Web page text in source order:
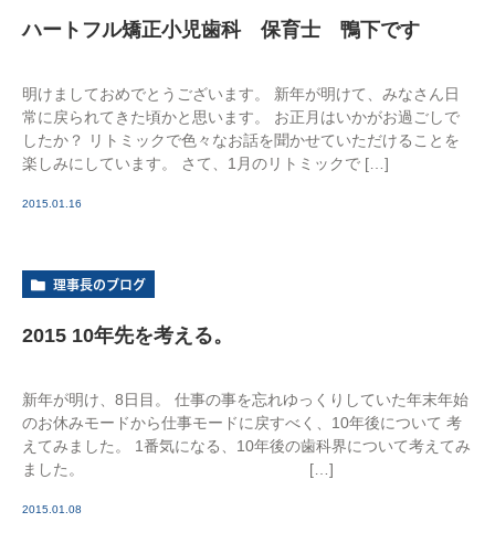
ハートフル矯正小児歯科 保育士 鴨下です
明けましておめでとうございます。 新年が明けて、みなさん日
常に戻られてきた頃かと思います。 お正月はいかがお過ごしで
したか？ リトミックで色々なお話を聞かせていただけることを
楽しみにしています。 さて、1月のリトミックで […]
2015.01.16
理事長のブログ
2015 10年先を考える。
新年が明け、8日目。 仕事の事を忘れゆっくりしていた年末年始
のお休みモードから仕事モードに戻すべく、10年後について 考
えてみました。 1番気になる、10年後の歯科界について考えてみ
ました。 […]
2015.01.08